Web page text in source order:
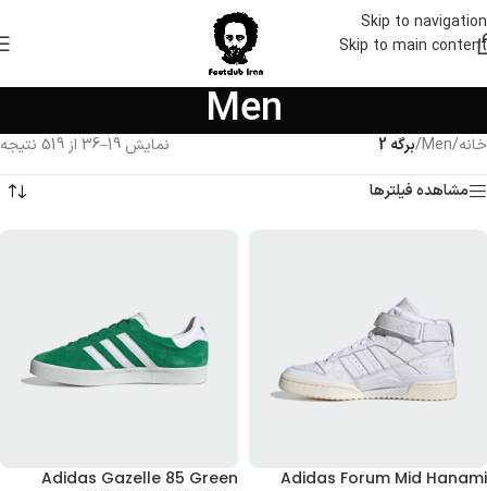
Skip to navigation
Skip to main content
Men
خانه/
Men
/برگه 2
نمایش 19–36 از 519 نتیجه
مشاهده فیلترها
Adidas Forum Mid Hanami
Adidas Gazelle 85 Green